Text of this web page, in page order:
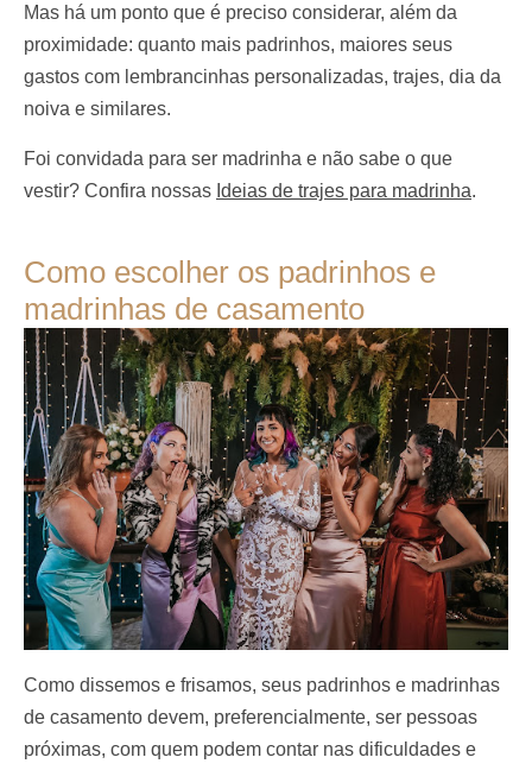
Mas há um ponto que é preciso considerar, além da
proximidade: quanto mais padrinhos, maiores seus
gastos com lembrancinhas personalizadas, trajes, dia da
noiva e similares.
Foi convidada para ser madrinha e não sabe o que
vestir? Confira nossas Ideias de trajes para madrinha.
Como escolher os padrinhos e
madrinhas de casamento
Como dissemos e frisamos, seus padrinhos e madrinhas
de casamento devem, preferencialmente, ser pessoas
próximas, com quem podem contar nas dificuldades e